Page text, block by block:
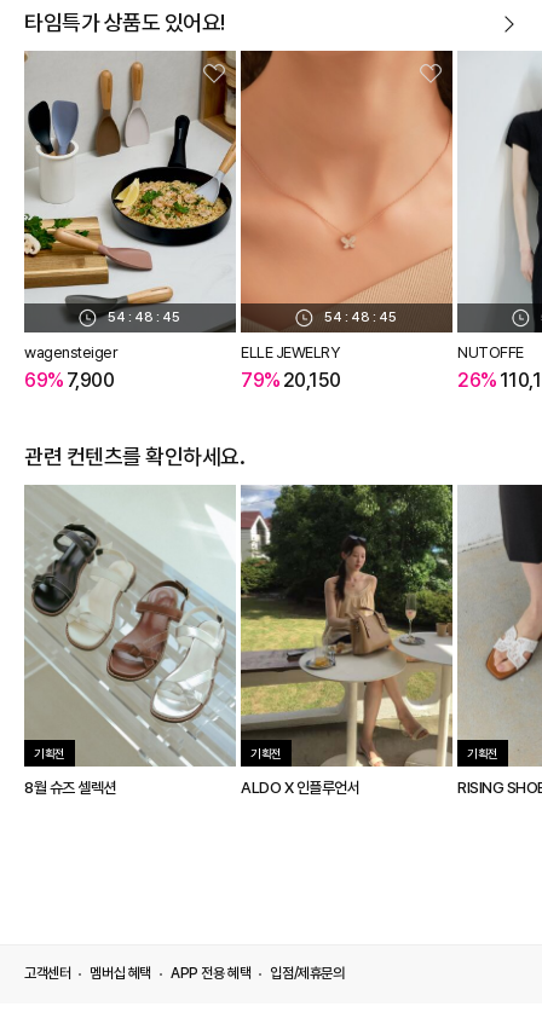
타임특가 상품도 있어요!
54 : 48 : 45
wagensteiger
69% 7,900
54 : 48 : 45
ELLE JEWELRY
79% 20,150
NUTOFFE
26%
관련 컨텐츠를 확인하세요.
기획전
8월 슈즈 셀렉션
기획전
ALDO X 인플루언서
기획전
RISING
고객센터 멤버십 혜택 APP 전용 혜택 입점/제휴문의